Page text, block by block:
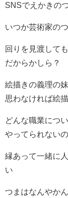
SNSでえかきの
いつか芸術家の
回りを見渡して
だからかしら？
絵描きの義理の
思わなければ絵
どんな職業につ
やってられない
縁あって一緒に
い
つまはなんやか